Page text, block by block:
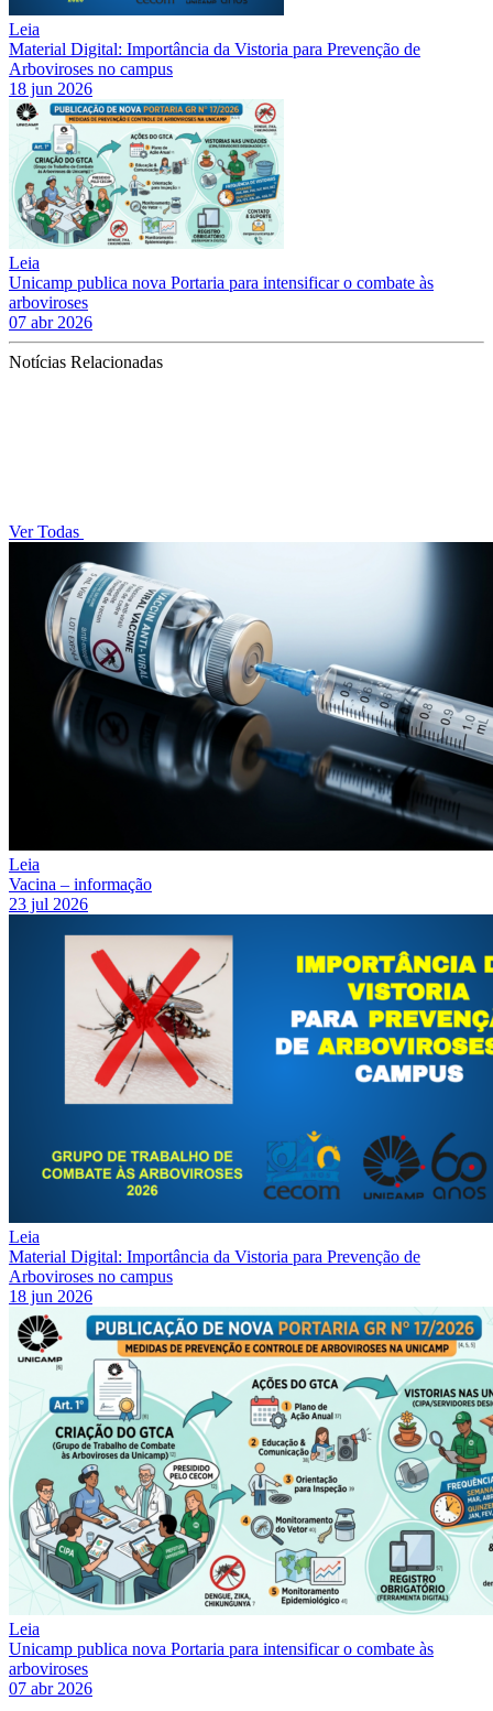
Leia
Material Digital: Importância da Vistoria para Prevenção de
Arboviroses no campus
18 jun 2026
Leia
Unicamp publica nova Portaria para intensificar o combate às
arboviroses
07 abr 2026
Notícias Relacionadas
Ver Todas
Leia
Vacina – informação
23 jul 2026
Leia
Material Digital: Importância da Vistoria para Prevenção de
Arboviroses no campus
18 jun 2026
Leia
Unicamp publica nova Portaria para intensificar o combate às
arboviroses
07 abr 2026